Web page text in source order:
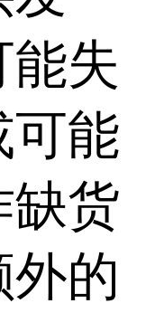
失
可能
缺货
外的